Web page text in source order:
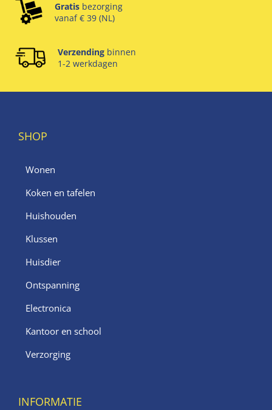
Gratis bezorging
vanaf € 39 (NL)
Verzending binnen
1-2 werkdagen
SHOP
Wonen
Koken en tafelen
Huishouden
Klussen
Huisdier
Ontspanning
Electronica
Kantoor en school
Verzorging
INFORMATIE